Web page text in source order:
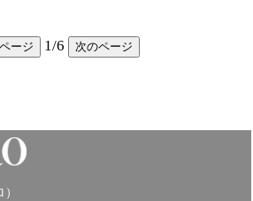
ージ 1/6 次のページ